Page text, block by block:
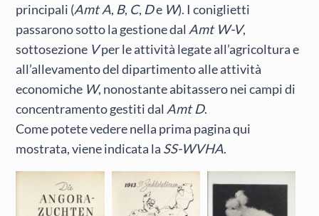
principali (Amt A, B, C, De W). I coniglietti
passarono sotto la gestione dal Amt W-V,
sottosezione Vper le attività legate all’agricoltura e
all’allevamento del dipartimento alle attività
economiche W, nonostante abitassero nei campi di
concentramento gestiti dal Amt D.
Come potete vedere nella prima pagina qui
mostrata, viene indicata la SS-WVHA.